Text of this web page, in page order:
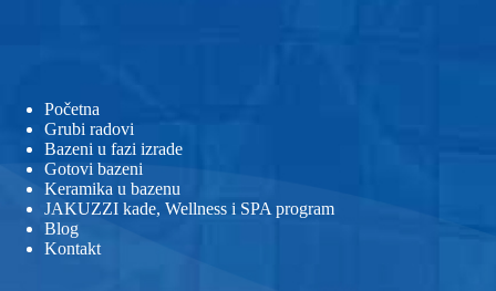
Početna
Grubi radovi
Bazeni u fazi izrade
Gotovi bazeni
Keramika u bazenu
JAKUZZI kade, Wellness i SPA program
Blog
Kontakt